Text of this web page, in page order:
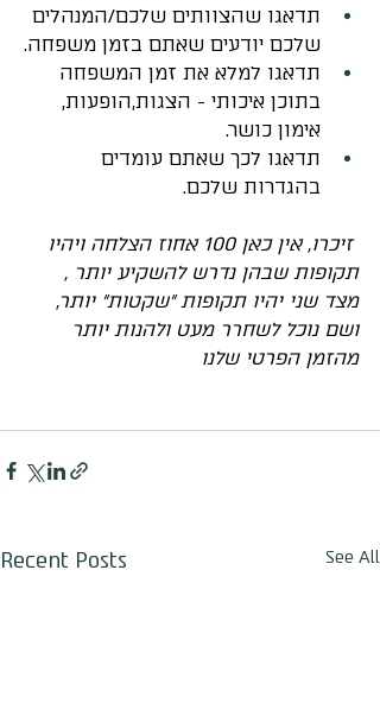
תדאגו שהצוותים שלכם/המנהלים
שלכם יודעים שאתם בזמן משפחה.
תדאגו למלא את זמן המשפחה
בתוכן איכותי - הצגות,הופעות,
אימון כושר.
תדאגו לכך שאתם עומדים
בהגדרות שלכם.
זיכרו, אין כאן 100 אחוז הצלחה ויהיו
תקופות שבהן נדרש להשקיע יותר ,
מצד שני יהיו תקופות ״שקטות״ יותר,
ושם נוכל לשחרר מעט ולהנות יותר
מהזמן הפרטי שלנו
Recent Posts See All